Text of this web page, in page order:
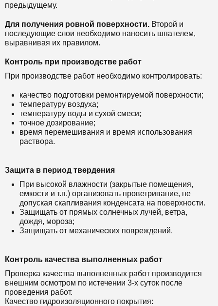
предыдущему.
Для получения ровной поверхности. Второй и
последующие слои необходимо наносить шпателем,
выравнивая их правилом.
Контроль при производстве работ
При производстве работ необходимо контролировать:
качество подготовки ремонтируемой поверхности;
температуру воздуха;
температуру воды и сухой смеси;
точное дозирование;
время перемешивания и время использования
раствора.
Защита в период твердения
При высокой влажности (закрытые помещения,
емкости и т.п.) организовать проветривание, не
допуская скапливания конденсата на поверхности.
Защищать от прямых солнечных лучей, ветра,
дождя, мороза;
Защищать от механических повреждений.
Контроль качества выполненных работ
Проверка качества выполненных работ производится
внешним осмотром по истечении 3-х суток после
проведения работ.
Качество гидроизоляционного покрытия: